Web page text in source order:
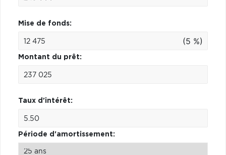
Mise de fonds:
(5 %)
Montant du prêt:
Taux d'intérêt:
Période d'amortissement: